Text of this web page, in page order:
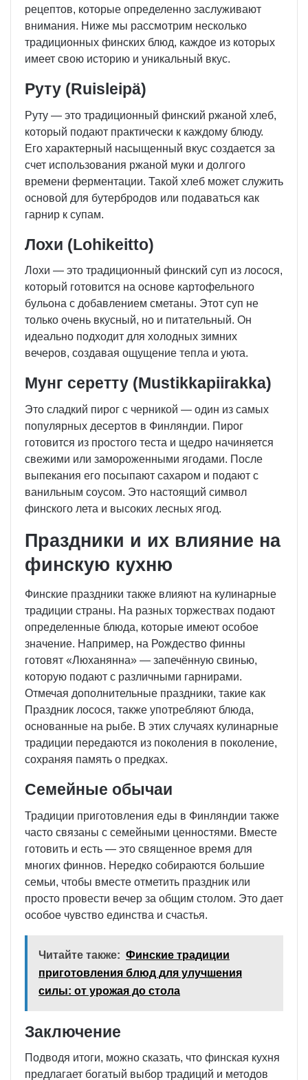
рецептов, которые определенно заслуживают
внимания. Ниже мы рассмотрим несколько
традиционных финских блюд, каждое из которых
имеет свою историю и уникальный вкус.
Руту (Ruisleipä)
Руту — это традиционный финский ржаной хлеб,
который подают практически к каждому блюду.
Его характерный насыщенный вкус создается за
счет использования ржаной муки и долгого
времени ферментации. Такой хлеб может служить
основой для бутербродов или подаваться как
гарнир к супам.
Лохи (Lohikeitto)
Лохи — это традиционный финский суп из лосося,
который готовится на основе картофельного
бульона с добавлением сметаны. Этот суп не
только очень вкусный, но и питательный. Он
идеально подходит для холодных зимних
вечеров, создавая ощущение тепла и уюта.
Мунг серетту (Mustikkapiirakka)
Это сладкий пирог с черникой — один из самых
популярных десертов в Финляндии. Пирог
готовится из простого теста и щедро начиняется
свежими или замороженными ягодами. После
выпекания его посыпают сахаром и подают с
ванильным соусом. Это настоящий символ
финского лета и высоких лесных ягод.
Праздники и их влияние на
финскую кухню
Финские праздники также влияют на кулинарные
традиции страны. На разных торжествах подают
определенные блюда, которые имеют особое
значение. Например, на Рождество финны
готовят «Люханянна» — запечённую свинью,
которую подают с различными гарнирами.
Отмечая дополнительные праздники, такие как
Праздник лосося, также употребляют блюда,
основанные на рыбе. В этих случаях кулинарные
традиции передаются из поколения в поколение,
сохраняя память о предках.
Семейные обычаи
Традиции приготовления еды в Финляндии также
часто связаны с семейными ценностями. Вместе
готовить и есть — это священное время для
многих финнов. Нередко собираются большие
семьи, чтобы вместе отметить праздник или
просто провести вечер за общим столом. Это дает
особое чувство единства и счастья.
Читайте также: Финские традиции
приготовления блюд для улучшения
силы: от урожая до стола
Заключение
Подводя итоги, можно сказать, что финская кухня
предлагает богатый выбор традиций и методов